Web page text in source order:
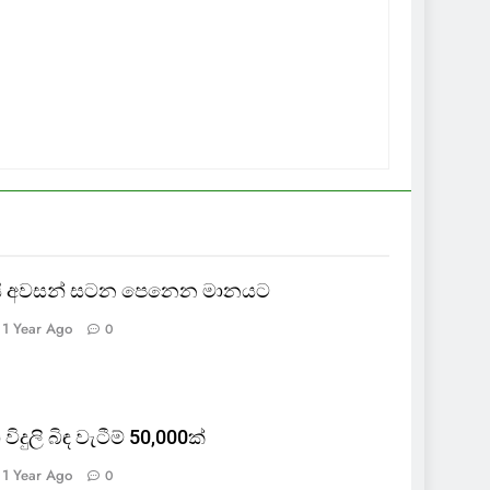
අවසන් සටන පෙනෙන මානයට
1 Year Ago 0
විදුලි බිඳ වැටීම් 50,000ක්
1 Year Ago 0